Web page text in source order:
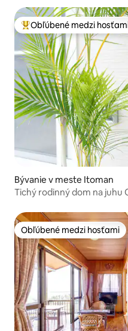
Najobľúbenejšie medzi
Obľúbené medzi
Bývanie v meste Itoman
Tichý rodinný dom na juhu
Senaga, akvária iias&DMM
Obľúbené medzi hosťami
Obľúbené medzi hosťami